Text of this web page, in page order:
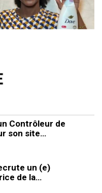
Contrôleur de
son site…
un (e)
de la…